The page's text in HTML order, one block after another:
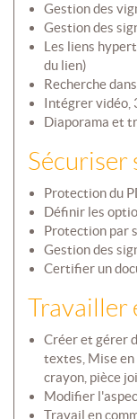
Gestion des
Gestion des
Les liens
du lien)
Recherche
Intégrer vidéo,
Diaporama et
Sécuriser
Protection du
Définir les
Protection par
Gestion des
Certifier un
Travailler
Créer et gérer
textes, Mise en
crayon, pièce
Modifier
Travail en